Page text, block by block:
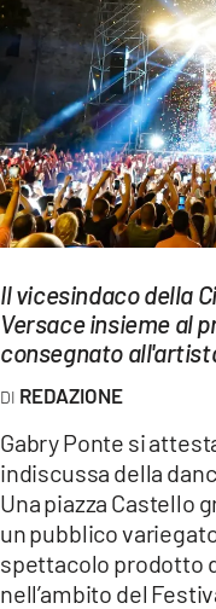
ECONOMIA E LAVORO
EVENTI
SPORT
Streaming
LAC NETWORK
LAC ONAIR
Network
LACPLAY.IT
LACTV.IT
LACONAIR.IT
Il vicesindaco della
Versace insieme al
consegnato
REDAZIONE
Gabry Ponte si
indiscussa della
Una piazza Castello
un pubblico
spettacolo prodotto
nell’ambito del